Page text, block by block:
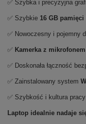
✅ Szybka i precyzyjna
✅ Szybkie 16 GB pamięci
✅ Nowoczesny i pojemny
✅ Kamerka z mikrofonem
✅ Doskonała łączność
✅ Zainstalowany system
✅ Szybkość i kultura pracy
Laptop idealnie nadaje